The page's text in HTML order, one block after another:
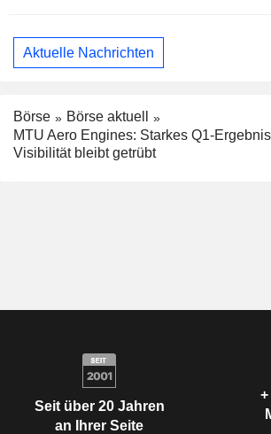
Aktuelle Nachrichten
Börse
Börse aktuell
MTU Aero Engines: Starkes Q1-
Visibilität bleibt getrübt
Seit über 20 Jahren
an Ihrer Seite
+